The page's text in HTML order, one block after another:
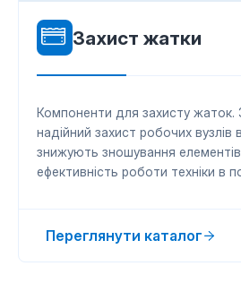
Захист жатки
Компоненти для захисту жаток.
надійний захист робочих
знижують зношування
ефективність роботи техніки в
Переглянути каталог